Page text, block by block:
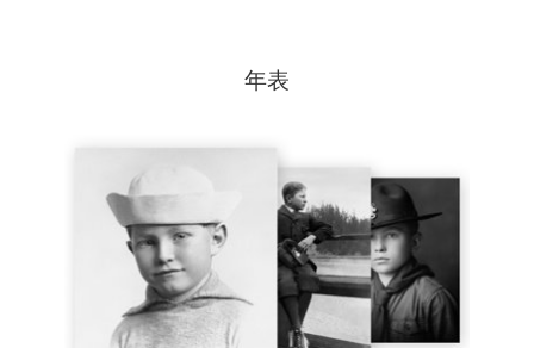
年表